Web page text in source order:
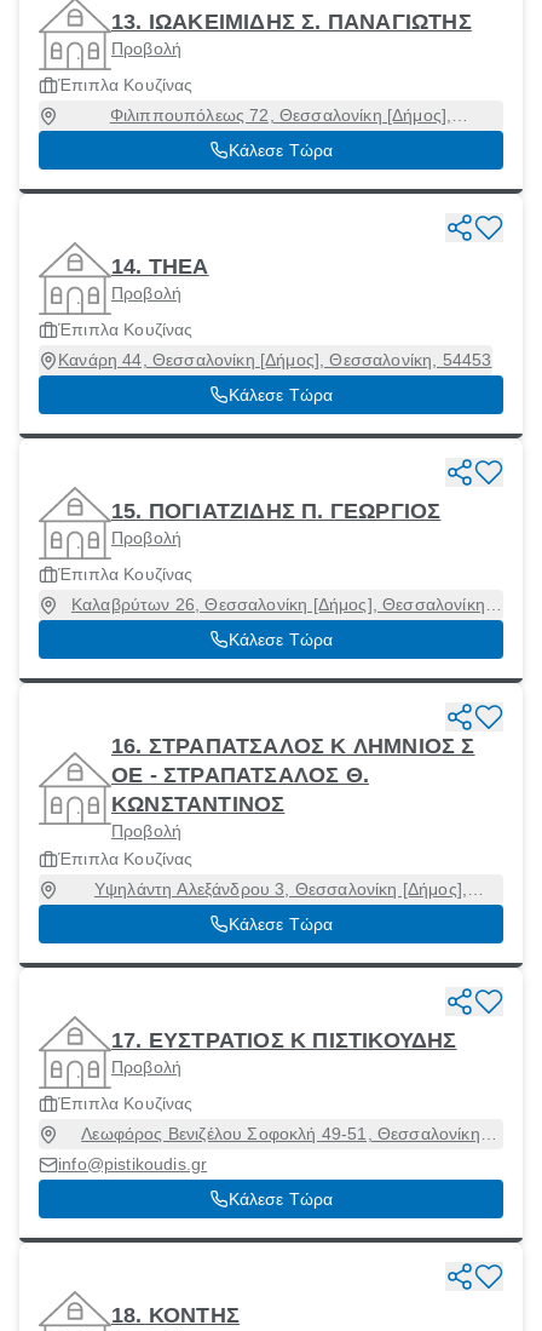
13. ΙΩΑΚΕΙΜΙΔΗΣ Σ. ΠΑΝΑΓΙΩΤΗΣ
Προβολή
Έπιπλα Κουζίνας
Φιλιππουπόλεως 72, Θεσσαλονίκη [Δήμος],
Θεσσαλονίκη, 54635
Κάλεσε Τώρα
14. THEA
Προβολή
Έπιπλα Κουζίνας
Κανάρη 44, Θεσσαλονίκη [Δήμος], Θεσσαλονίκη, 54453
Κάλεσε Τώρα
15. ΠΟΓΙΑΤΖΙΔΗΣ Π. ΓΕΩΡΓΙΟΣ
Προβολή
Έπιπλα Κουζίνας
Καλαβρύτων 26, Θεσσαλονίκη [Δήμος], Θεσσαλονίκη,
54351
Κάλεσε Τώρα
16. ΣΤΡΑΠΑΤΣΑΛΟΣ Κ ΛΗΜΝΙΟΣ Σ
ΟΕ - ΣΤΡΑΠΑΤΣΑΛΟΣ Θ.
ΚΩΝΣΤΑΝΤΙΝΟΣ
Προβολή
Έπιπλα Κουζίνας
Υψηλάντη Αλεξάνδρου 3, Θεσσαλονίκη [Δήμος],
Θεσσαλονίκη, 54655
Κάλεσε Τώρα
17. ΕΥΣΤΡΑΤΙΟΣ Κ ΠΙΣΤΙΚΟΥΔΗΣ
Προβολή
Έπιπλα Κουζίνας
Λεωφόρος Βενιζέλου Σοφοκλή 49-51, Θεσσαλονίκη
[Δήμος], Θεσσαλονίκη, 14123
info@pistikoudis.gr
Κάλεσε Τώρα
18. ΚΟΝΤΗΣ